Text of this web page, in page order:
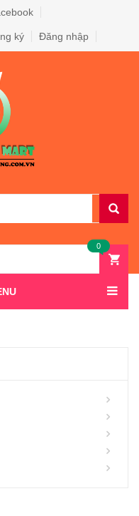
Đăng nhập
ký
0